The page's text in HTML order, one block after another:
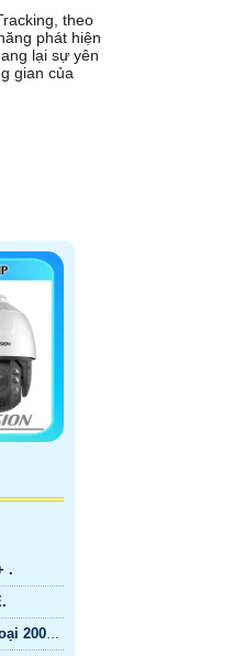
theo
phát hiện
lại sự yên
gian của
.
200m